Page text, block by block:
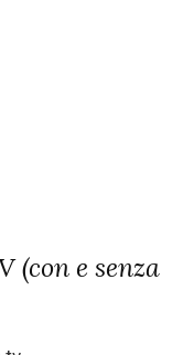
(con e senza